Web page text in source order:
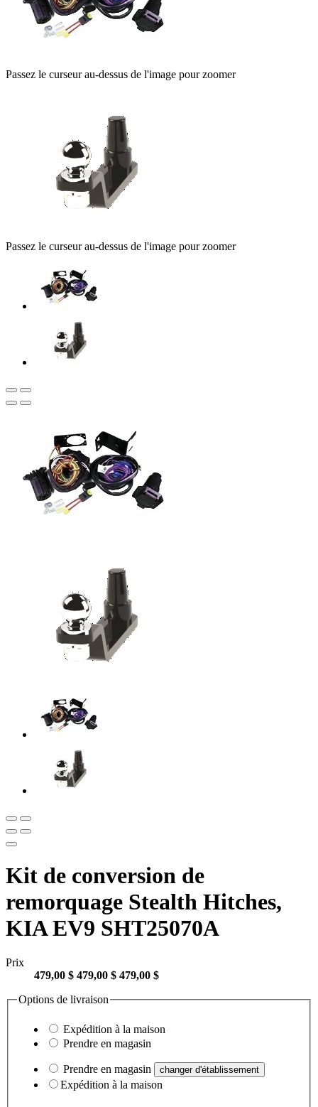
Passez le curseur au-dessus de l'image pour zoomer
Passez le curseur au-dessus de l'image pour zoomer
Kit de conversion de
remorquage Stealth Hitches,
KIA EV9 SHT25070A
Prix
479,00 $ 479,00 $ 479,00 $
Options de livraison
Expédition à la maison
Prendre en magasin
Prendre en magasin changer d'établissement
Expédition à la maison